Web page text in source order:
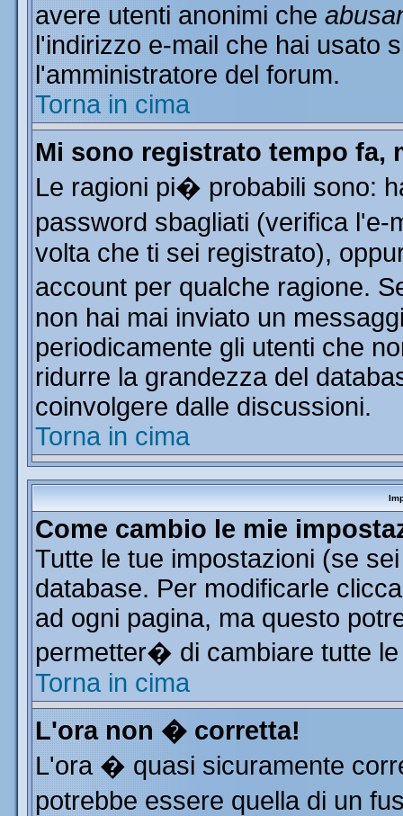
avere utenti anonimi che
l'indirizzo e-mail che hai usato
l'amministratore del forum.
Torna in cima
Mi sono registrato tempo
Le ragioni pi� probabili sono:
password sbagliati (verifica
volta che ti sei registrato),
account per qualche ragione.
non hai mai inviato un
periodicamente gli utenti che
ridurre la grandezza del
coinvolgere dalle discussioni.
Torna in cima
Come cambio le mie
Tutte le tue impostazioni (se
database. Per modificarle
ad ogni pagina, ma questo
permetter� di cambiare tutte
Torna in cima
L'ora non � corretta!
L'ora � quasi sicuramente
potrebbe essere quella di un